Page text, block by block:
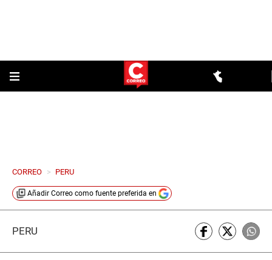
CORREO > PERU
Añadir Correo como fuente preferida en
PERÚ